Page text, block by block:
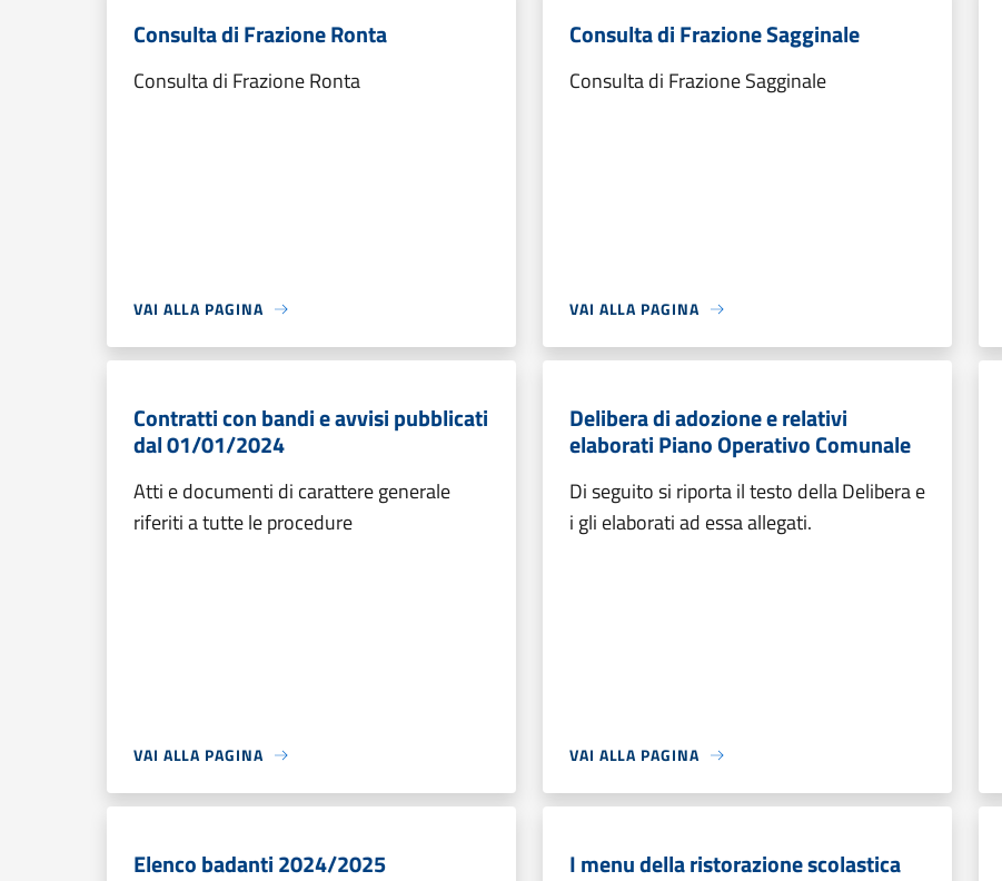
Consulta di Frazione Ronta
Consulta di Frazione Ronta
VAI ALLA PAGINA
Consulta di Frazione Sagginale
Consulta di Frazione Sagginale
VAI ALLA PAGINA
Contratti con bandi e avvisi pubblicati
dal 01/01/2024
Atti e documenti di carattere generale
riferiti a tutte le procedure
VAI ALLA PAGINA
Delibera di adozione e relativi
elaborati Piano Operativo Comunale
Di seguito si riporta il testo della Delibera e
i gli elaborati ad essa allegati.
VAI ALLA PAGINA
Elenco badanti 2024/2025 I menu della ristorazione scolastica